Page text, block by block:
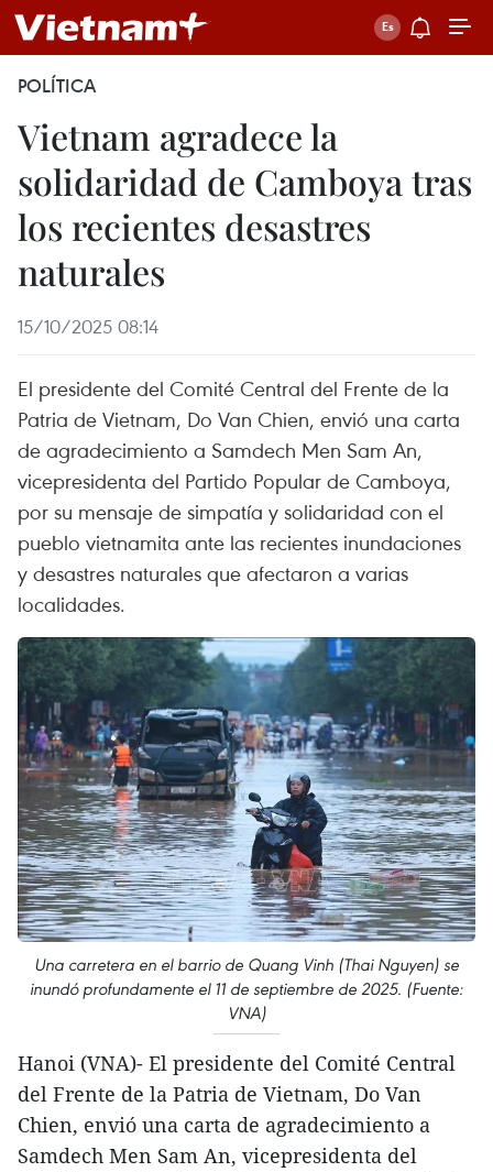
POLÍTICA
Vietnam agradece la
solidaridad de Camboya tras
los recientes desastres
naturales
15/10/2025 08:14
El presidente del Comité Central del Frente de la
Patria de Vietnam, Do Van Chien, envió una carta
de agradecimiento a Samdech Men Sam An,
vicepresidenta del Partido Popular de Camboya,
por su mensaje de simpatía y solidaridad con el
pueblo vietnamita ante las recientes inundaciones
y desastres naturales que afectaron a varias
localidades.
Una carretera en el barrio de Quang Vinh (Thai Nguyen) se
inundó profundamente el 11 de septiembre de 2025. (Fuente:
VNA)
Hanoi (VNA)- El presidente del Comité Central
del Frente de la Patria de Vietnam, Do Van
Chien, envió una carta de agradecimiento a
Samdech Men Sam An, vicepresidenta del